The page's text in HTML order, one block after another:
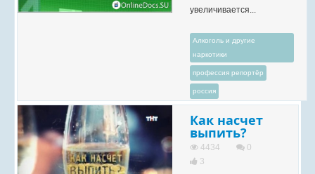
увеличивается...
Алкоголь и другие
наркотики
профессия репортёр
россия
Как насчет
выпить?
4434
0
3